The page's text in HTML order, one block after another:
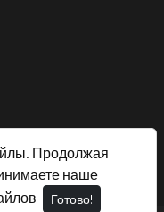
Продолжая
наше
Готово!